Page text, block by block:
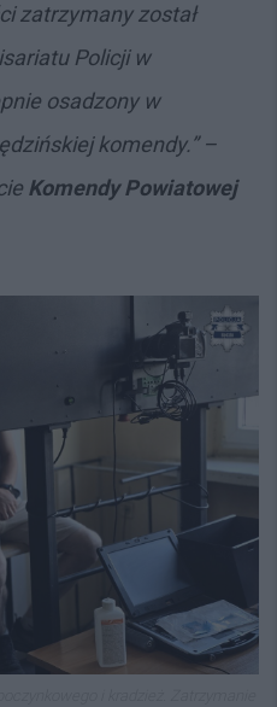
zatrzymany został
Policji w
osadzony w
komendy.” –
Komendy Powiatowej